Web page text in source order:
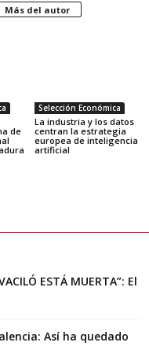
Más del autor
de
Selección Económica
La industria y los datos
centran la estrategia
europea de inteligencia
artificial
ESTÁ MUERTA”: El
Así ha quedado